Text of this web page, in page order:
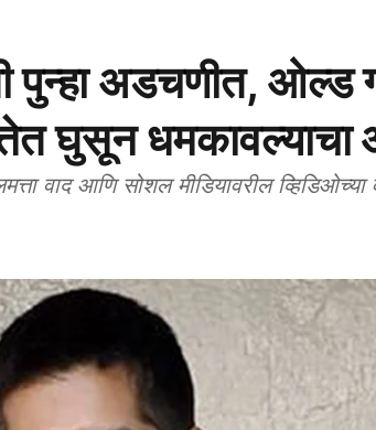
पुन्हा अडचणीत, ओल्ड
घुसून धमकावल्याचा
वाद आणि सोशल मीडियावरील व्हिडिओच्या